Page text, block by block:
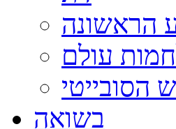
הראשונה
עולם
הסובייטי
בשואה